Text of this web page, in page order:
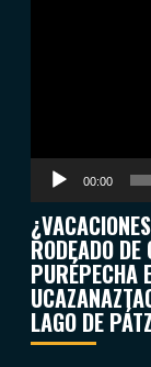
00:00
RODEADO
PURÉPECHA
LAGO DE